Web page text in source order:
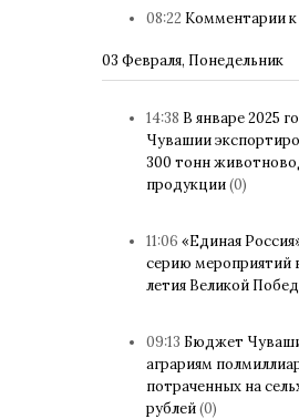
08:22 Комментарии
03 Февраля, Понедельник
14:38 В январе 2025
Чувашии
300 тонн
продукции(0)
11:06 «Единая
серию мероприятий
летия Великой
09:13 Бюджет
аграриям
потраченных на
рублей(0)